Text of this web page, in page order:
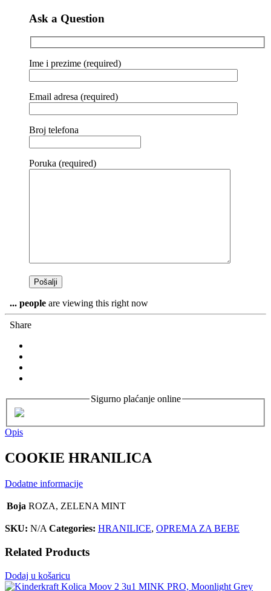
Ask a Question
Ime i prezime (required)
Email adresa (required)
Broj telefona
Poruka (required)
... people are viewing this right now
Share
Sigurno plaćanje online
Opis
COOKIE HRANILICA
Dodatne informacije
Boja ROZA, ZELENA MINT
SKU: N/A Categories: HRANILICE, OPREMA ZA BEBE
Related Products
Dodaj u košaricu